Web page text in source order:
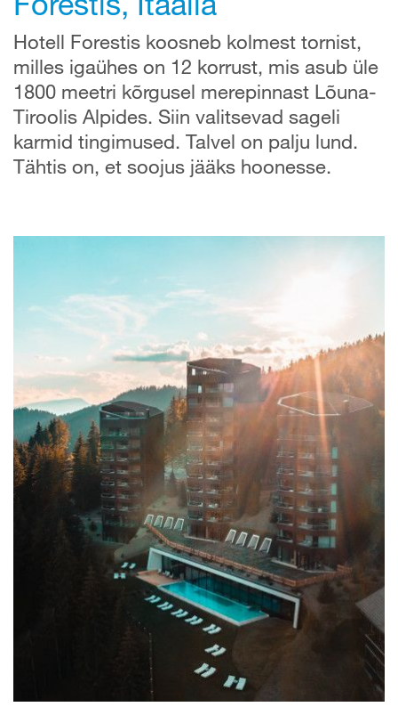
Hotell Forestis koosneb kolmest tornist,
milles igaühes on 12 korrust, mis asub üle
1800 meetri kõrgusel merepinnast Lõuna-
Tiroolis Alpides. Siin valitsevad sageli
karmid tingimused. Talvel on palju lund.
Tähtis on, et soojus jääks hoonesse.